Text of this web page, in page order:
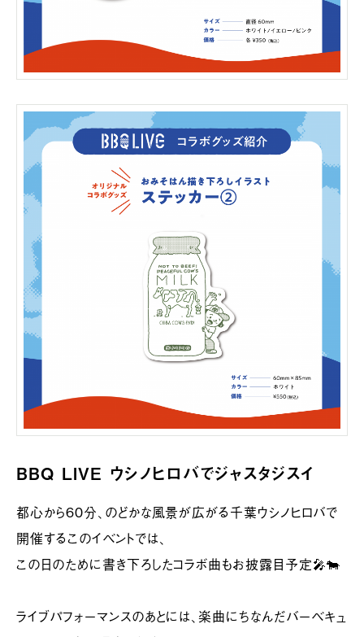
BBQ LIVE ウシノヒロバでジャスタジスイ
都心から60分、のどかな風景が広がる千葉ウシノヒロバで
開催するこのイベントでは、
この日のために書き下ろしたコラボ曲もお披露目予定🎤🐄
ライブパフォーマンスのあとには、楽曲にちなんだバーベキュ